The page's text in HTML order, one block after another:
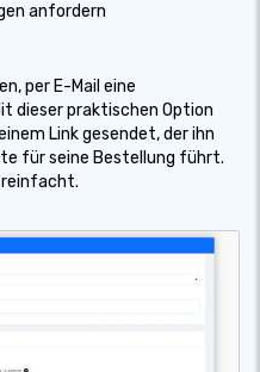
anfordern
per E-Mail eine
dieser praktischen Option
Link gesendet, der ihn
für seine Bestellung führt.